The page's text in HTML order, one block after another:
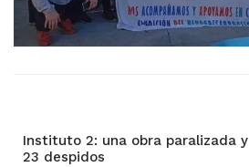
Instituto 2: una obra paralizada y
23 despidos